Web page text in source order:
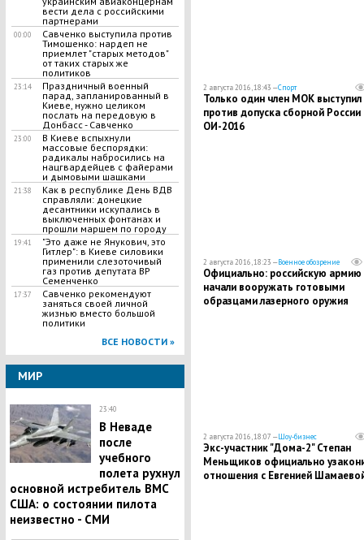
вести дела с российскими
партнерами
00:00
Савченко выступила против
Тимошенко: нардеп не
приемлет "старых методов"
от таких старых же
политиков
23:14
Праздничный военный
парад, запланированный в
Киеве, нужно целиком
послать на передовую в
Донбасс - Савченко
23:00
В Киеве вспыхнули
массовые беспорядки:
радикалы набросились на
нацгвардейцев с файерами
и дымовыми шашками
21:38
Как в республике День ВДВ
справляли: донецкие
десантники искупались в
выключенных фонтанах и
прошли маршем по городу
19:41
"Это даже не Янукович, это
Гитлер": в Киеве силовики
применили слезоточивый
газ против депутата ВР
Семенченко
17:37
Савченко рекомендуют
заняться своей личной
жизнью вместо большой
политики
ВСЕ НОВОСТИ »
МИР
23:40
В Неваде
после
учебного
полета рухнул
основной истребитель ВМС
США: о состоянии пилота
неизвестно - СМИ
2 августа 2016, 18:43 —Спорт
Только один член МОК выступил
против допуска сборной России
ОИ-2016
2 августа 2016, 18:23 —Военное обозрение
Официально: российскую армию
начали вооружать готовыми
образцами лазерного оружия
2 августа 2016, 18:07 —Шоу-бизнес
Экс-участник "Дома-2" Степан
Меньщиков официально
отношения с Евгенией